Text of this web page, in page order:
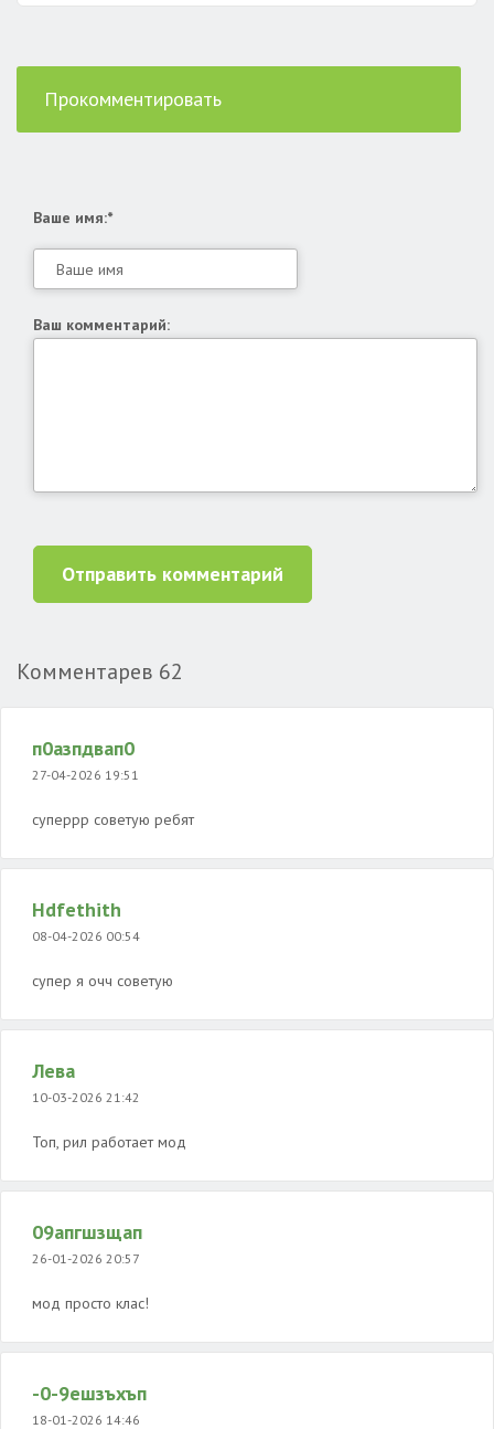
Прокомментировать
Ваше имя:*
Ваш комментарий:
Отправить комментарий
Комментарев 62
п0азпдвап0
27-04-2026 19:51
суперрр советую ребят
Hdfethith
08-04-2026 00:54
супер я очч советую
Лева
10-03-2026 21:42
Топ, рил работает мод
09апгшзщап
26-01-2026 20:57
мод просто клас!
-0-9ешзъхъп
18-01-2026 14:46